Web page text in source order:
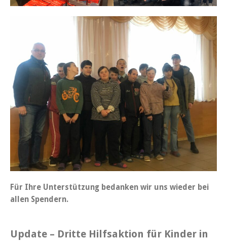
Für Ihre Unterstützung bedanken wir uns wieder bei
allen Spendern.
Update – Dritte Hilfsaktion für Kinder in